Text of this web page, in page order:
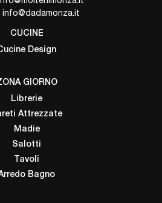
info@dadamonza.it
CUCINE
Design
GIORNO
Librerie
Attrezzate
Madie
Salotti
Tavoli
Bagno